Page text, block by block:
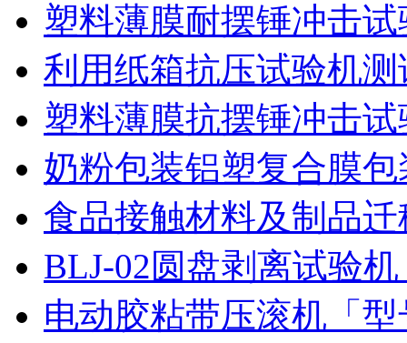
塑料薄膜耐摆锤冲击
利用纸箱抗压试验机
塑料薄膜抗摆锤冲击
奶粉包装铝塑复合膜
食品接触材料及制品
BLJ-02圆盘剥离试验
电动胶粘带压滚机「